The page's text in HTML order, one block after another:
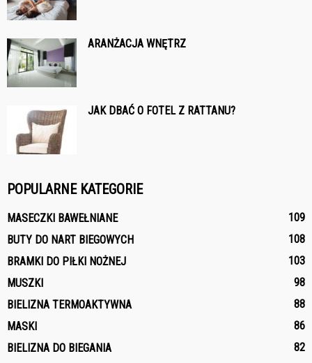
ARANŻACJA WNĘTRZ
JAK DBAĆ O FOTEL Z RATTANU?
POPULARNE KATEGORIE
MASECZKI BAWEŁNIANE
109
BUTY DO NART BIEGOWYCH
108
BRAMKI DO PIŁKI NOŻNEJ
103
MUSZKI
98
BIELIZNA TERMOAKTYWNA
88
MASKI
86
BIELIZNA DO BIEGANIA
82